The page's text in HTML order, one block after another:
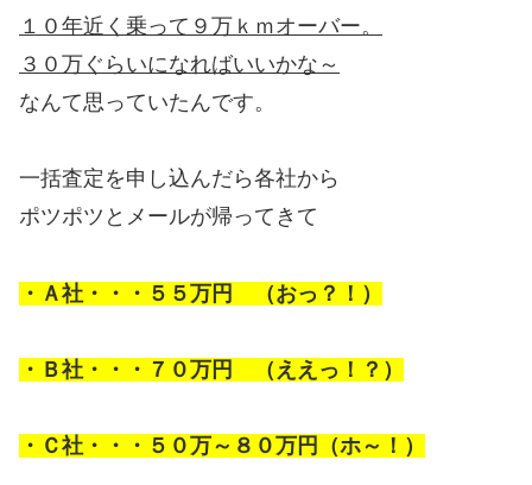
１０年近く乗って９万ｋｍオーバー。
３０万ぐらいになればいいかな～
なんて思っていたんです。
一括査定を申し込んだら各社から
ポツポツとメールが帰ってきて
・Ａ社・・・５５万円 （おっ？！）
・Ｂ社・・・７０万円 （ええっ！？）
・Ｃ社・・・５０万～８０万円（ホ～！）